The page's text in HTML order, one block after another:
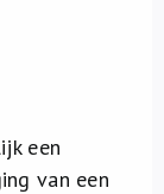
een
van een